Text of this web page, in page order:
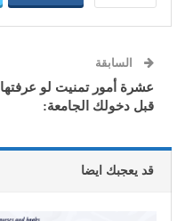
السابقة
عشرة أمور تمنيت لو عرفتها
قبل دخولك الجامعة:
قد يعجبك ايضا